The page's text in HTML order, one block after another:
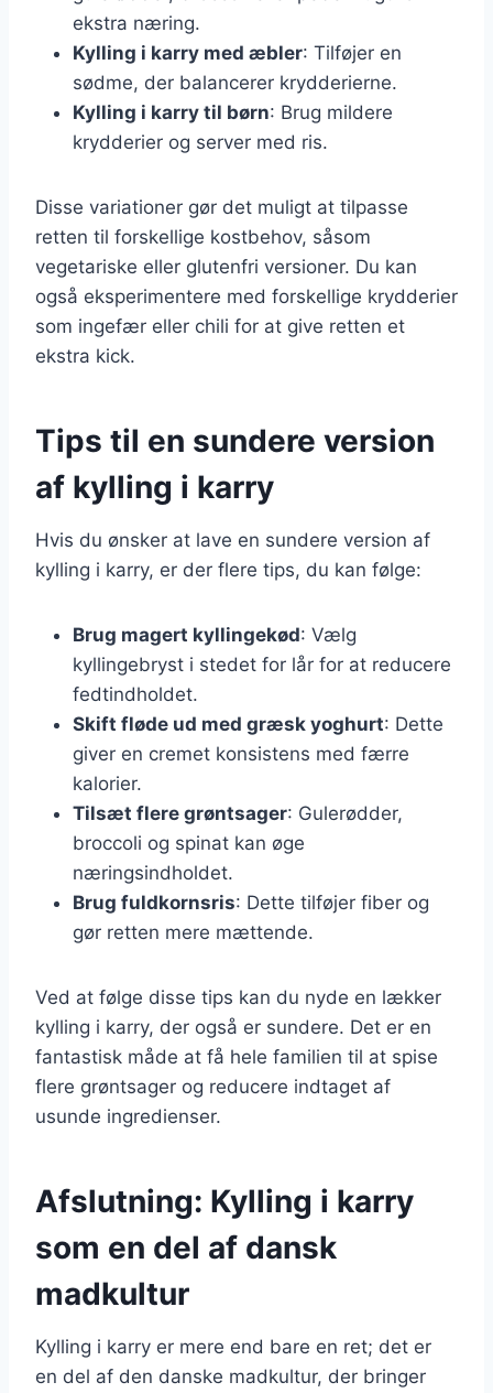
ekstra næring.
Kylling i karry med æbler: Tilføjer en
sødme, der balancerer krydderierne.
Kylling i karry til børn: Brug mildere
krydderier og server med ris.
Disse variationer gør det muligt at tilpasse
retten til forskellige kostbehov, såsom
vegetariske eller glutenfri versioner. Du kan
også eksperimentere med forskellige krydderier
som ingefær eller chili for at give retten et
ekstra kick.
Tips til en sundere version
af kylling i karry
Hvis du ønsker at lave en sundere version af
kylling i karry, er der flere tips, du kan følge:
Brug magert kyllingekød: Vælg
kyllingebryst i stedet for lår for at reducere
fedtindholdet.
Skift fløde ud med græsk yoghurt: Dette
giver en cremet konsistens med færre
kalorier.
Tilsæt flere grøntsager: Gulerødder,
broccoli og spinat kan øge
næringsindholdet.
Brug fuldkornsris: Dette tilføjer fiber og
gør retten mere mættende.
Ved at følge disse tips kan du nyde en lækker
kylling i karry, der også er sundere. Det er en
fantastisk måde at få hele familien til at spise
flere grøntsager og reducere indtaget af
usunde ingredienser.
Afslutning: Kylling i karry
som en del af dansk
madkultur
Kylling i karry er mere end bare en ret; det er
en del af den danske madkultur, der bringer